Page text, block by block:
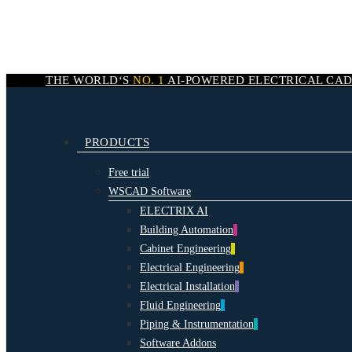
content
THE WORLD‘S NO. 1 AI-POWERED ELECTRICAL CAD
search
Menu PRODUCTS
Free trial
WSCAD Software
ELECTRIX AI
Building Automation
Cabinet Engineering
Electrical Engineering
Electrical Installation
Fluid Engineering
Piping & Instrumentation
Software Addons